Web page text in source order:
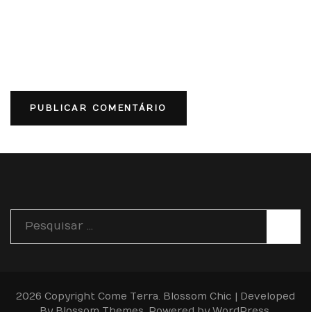
Pesquisar
por:
2026 Copyright Come Terra. Blossom Chic | Developed